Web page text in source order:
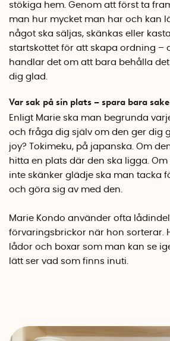
stökiga hem. Genom att först ta
man hur mycket man har och kan
något ska säljas, skänkas eller
startskottet för att skapa ordning –
handlar det om att bara behålla
dig glad.
Var sak på sin plats – spara bara
Enligt Marie ska man begrunda
och fråga dig själv om den ger dig
joy? Tokimeku, på japanska. Om
hitta en plats där den ska ligga.
inte skänker glädje ska man tacka
och göra sig av med den.
Marie Kondo använder ofta
förvaringsbrickor när hon sorterar.
lådor och boxar som man kan se
lätt ser vad som finns inuti.